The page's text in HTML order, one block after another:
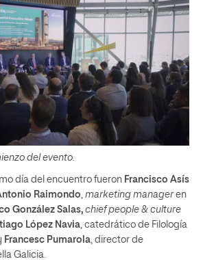
del evento.
día del encuentro fueron Francisco Asís
Raimondo marketing manageren
González Salas, chief people & culture
López Navia , catedrático de Filología
Francesc Pumarola , director de
Galicia.